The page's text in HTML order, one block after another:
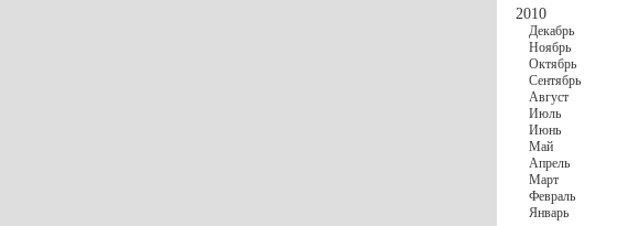
2010
Декабрь
Ноябрь
Октябрь
Сентябрь
Август
Июль
Июнь
Май
Апрель
Март
Февраль
Январь